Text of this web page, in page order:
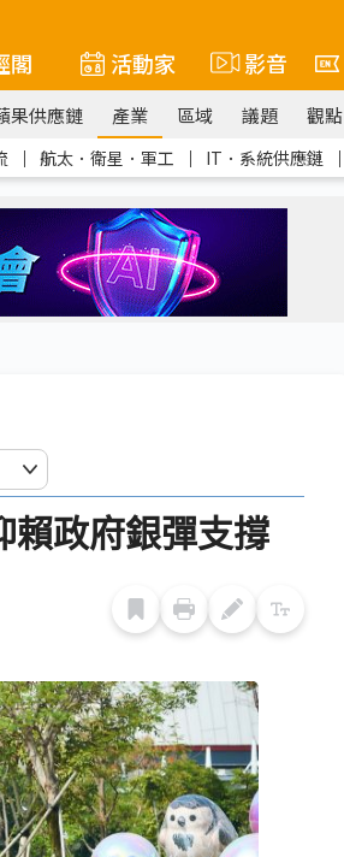
閣 活動家 影音
果供應鏈 產業 區域 議題 觀點
｜ 航太．衛星．軍工 ｜ IT．系統供應鏈 ｜
政府銀彈支撐